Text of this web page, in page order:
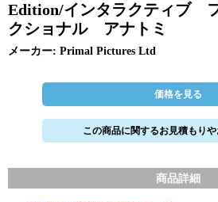
Edition/インタラクティブ
クショナル アナトミ
メーカー: Primal Pictures Ltd
価格を見る
この商品に関するお見積もり
商品詳細